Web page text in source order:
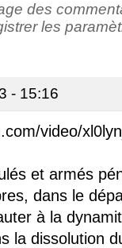
des
les
- 15:16
video/
et armés
dans le
à la
la dissolution